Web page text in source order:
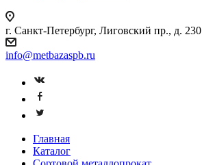
г. Санкт-Петербург, Лиговский пр., д. 230
info@metbazaspb.ru
Главная
Каталог